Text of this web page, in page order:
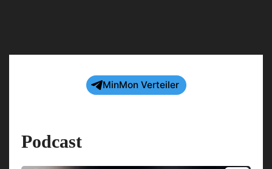
MinMon Verteiler
Podcast